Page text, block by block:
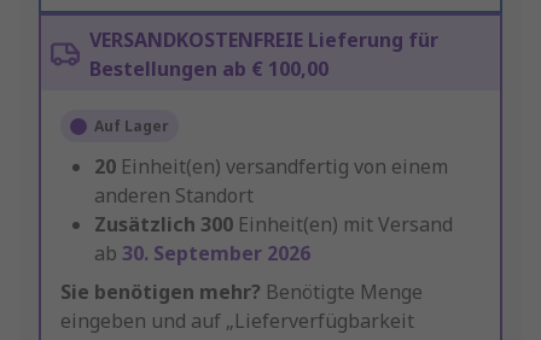
VERSANDKOSTENFREIE Lieferung für
Bestellungen ab € 100,00
Auf Lager
20 Einheit(en) versandfertig von einem
anderen Standort
Zusätzlich 300 Einheit(en) mit Versand
ab 30. September 2026
Sie benötigen mehr? Benötigte Menge
eingeben und auf „Lieferverfügbarkeit